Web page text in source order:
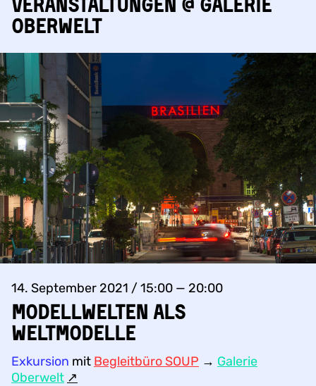
Oberwelt
14. September 2021 / 15:00 — 20:00
Modellwelten als
Weltmodelle
Exkursion mit Begleitbüro SOUP → Galerie
Oberwelt ↗︎